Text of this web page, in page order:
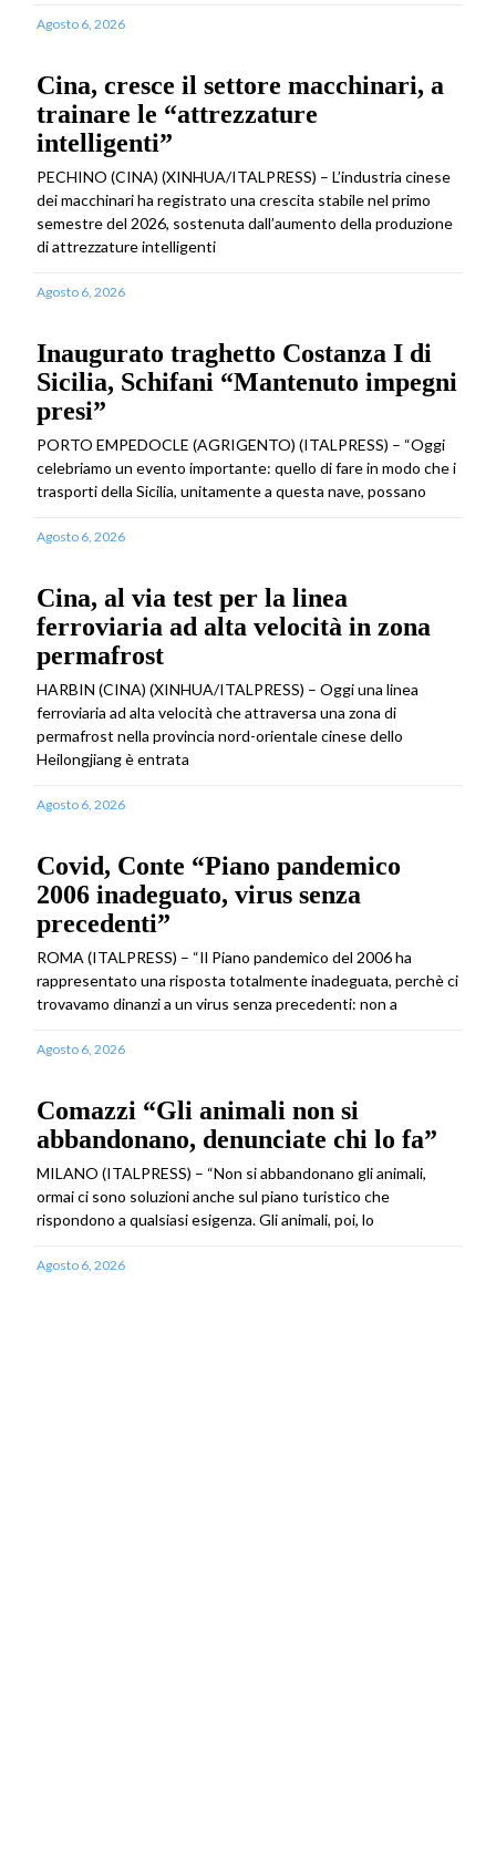
Agosto 6, 2026
Cina, cresce il settore macchinari, a
trainare le “attrezzature
intelligenti”
PECHINO (CINA) (XINHUA/ITALPRESS) – L’industria cinese
dei macchinari ha registrato una crescita stabile nel primo
semestre del 2026, sostenuta dall’aumento della produzione
di attrezzature intelligenti
Agosto 6, 2026
Inaugurato traghetto Costanza I di
Sicilia, Schifani “Mantenuto impegni
presi”
PORTO EMPEDOCLE (AGRIGENTO) (ITALPRESS) – “Oggi
celebriamo un evento importante: quello di fare in modo che i
trasporti della Sicilia, unitamente a questa nave, possano
Agosto 6, 2026
Cina, al via test per la linea
ferroviaria ad alta velocità in zona
permafrost
HARBIN (CINA) (XINHUA/ITALPRESS) – Oggi una linea
ferroviaria ad alta velocità che attraversa una zona di
permafrost nella provincia nord-orientale cinese dello
Heilongjiang è entrata
Agosto 6, 2026
Covid, Conte “Piano pandemico
2006 inadeguato, virus senza
precedenti”
ROMA (ITALPRESS) – “Il Piano pandemico del 2006 ha
rappresentato una risposta totalmente inadeguata, perchè ci
trovavamo dinanzi a un virus senza precedenti: non a
Agosto 6, 2026
Comazzi “Gli animali non si
abbandonano, denunciate chi lo fa”
MILANO (ITALPRESS) – “Non si abbandonano gli animali,
ormai ci sono soluzioni anche sul piano turistico che
rispondono a qualsiasi esigenza. Gli animali, poi, lo
Agosto 6, 2026